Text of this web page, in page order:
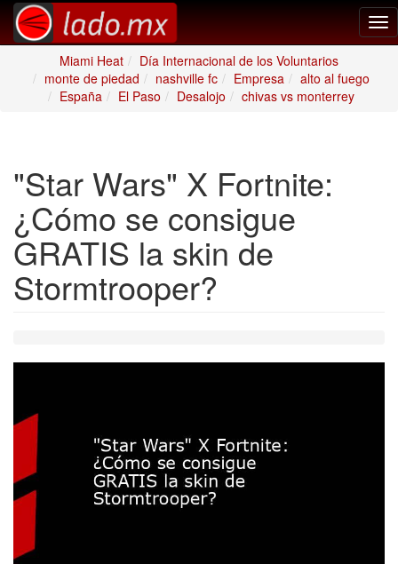
Miami Heat
Día Internacional de los Voluntarios
monte de piedad
nashville fc Empresa
alto al fuego
España
El Paso Desalojo chivas vs monterrey
"Star Wars" X Fortnite:
¿Cómo se consigue
GRATIS la skin de
Stormtrooper?